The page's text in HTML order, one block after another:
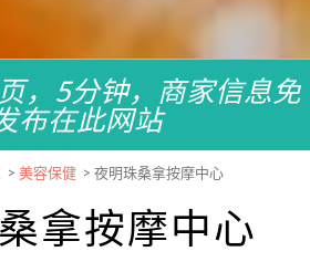
，5分钟，商家信息免
布在此网站
> 美容保健 > 夜明珠桑拿按摩中心
拿按摩中心